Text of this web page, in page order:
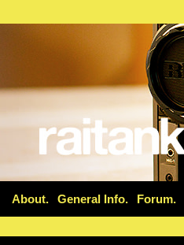
About General Info Forum